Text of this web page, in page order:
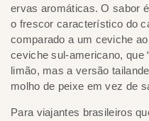
ervas aromáticas. O sabor
o frescor característico do
comparado a um ceviche
ceviche sul-americano, que
limão, mas a versão
molho de peixe em vez de
Para viajantes brasileiros